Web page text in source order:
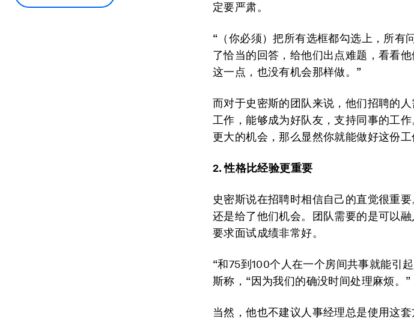
定要严肃。
“（你必须）把所有选框都勾选上，所有
了恰当的回答，给他们出点难题，看看
这一点，也没有机会那样做。”
而对于史密斯的团队来说，他们招聘的
工作，能够成为好队友，支持同事的工
更大的机会，那么显然你就能做好这份工
2.性格比经验更重要
史密斯说在招聘时相信自己的直觉很重
还是给了他们机会。团队需要的是可以
要求面试成绩非常好。
“和75到100个人在一个房间共事就能引
斯称，“因为我们的确没时间处理麻烦。”
当然，他也不建议人事经理总是使用这